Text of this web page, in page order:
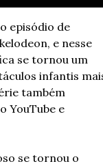
e nesse
se tornou um
infantis
também
YouTube e
se tornou o